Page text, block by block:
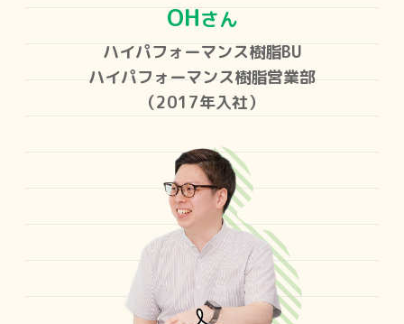
OHさん
ハイパフォーマンス樹脂BU
ハイパフォーマンス樹脂営業部
（2017年入社）